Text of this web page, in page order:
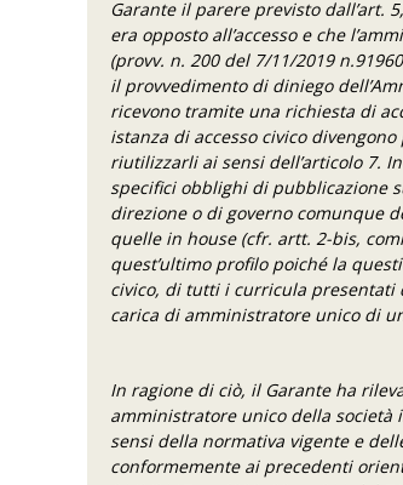
Garante il parere previsto dall’art.
era opposto all’accesso e che
(provv. n. 200 del 7/11/2019 n.
il provvedimento di diniego
ricevono tramite una richiesta di
istanza di accesso civico
riutilizzarli ai sensi dell’articolo 7.
specifici obblighi di pubblicazione
direzione o di governo comunque
quelle in house (cfr. artt. 2-bis,
quest’ultimo profilo poiché la
civico, di tutti i curricula presentati
carica di amministratore unico di
In ragione di ciò, il Garante ha
amministratore unico della società
sensi della normativa vigente e
conformemente ai precedenti